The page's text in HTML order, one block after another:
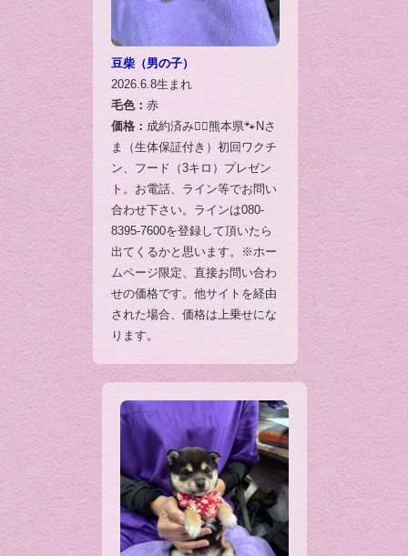
豆柴（男の子）
2026.6.8生まれ
毛色： 赤
価格： 成約済み🙇‍♂️熊本県🐾Nさ
ま（生体保証付き）初回ワクチ
ン、フード（3キロ）プレゼン
ト。お電話、ライン等でお問い
合わせ下さい。ラインは080-
8395-7600を登録して頂いたら
出てくるかと思います。※ホー
ムページ限定、直接お問い合わ
せの価格です。他サイトを経由
された場合、価格は上乗せにな
ります。